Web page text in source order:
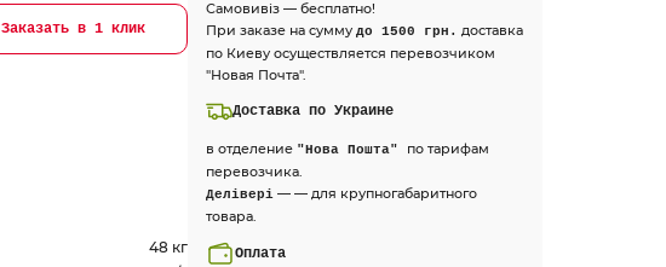
Заказать в 1 клик
48 кг
Самовивіз — бесплатно!
При заказе на суммудо 1500 грн. доставка
по Киеву осуществляется перевозчиком
"Новая Почта".
Доставка по Украине
в отделение "Нова Пошта" по тарифам
перевозчика.
Делівері — — для крупногабаритного
товара.
Оплата